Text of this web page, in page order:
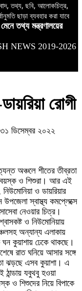
তথ্য, ছবি, আলোকচিত্র,
ছাড়া ব্যবহার করা যাবে
তথ্য মন্ত্রণালয়ের
NEWS 2019-2026
রোগী
ডিসেম্বর ২০২২
অঞ্চলে শীতের তীব্রতা
বয়স্ক ও শিশুরা। আর এই
ও ডায়রিয়ার
স্বাস্থ্য কমপ্লেক্সে
নেওয়ার চিত্র।
ও নিউমোনিয়ায়
অন্যান্য এলাকায়
ঘন কুয়াশায় ঢেকে থাকছে।
রাত ঘনিয়ে আসার সঙ্গে
ঝড়ছে এসব কুয়াশা। এ
যবুথবু হওয়া
ও শিশুদের নিয়ে বিপাকে